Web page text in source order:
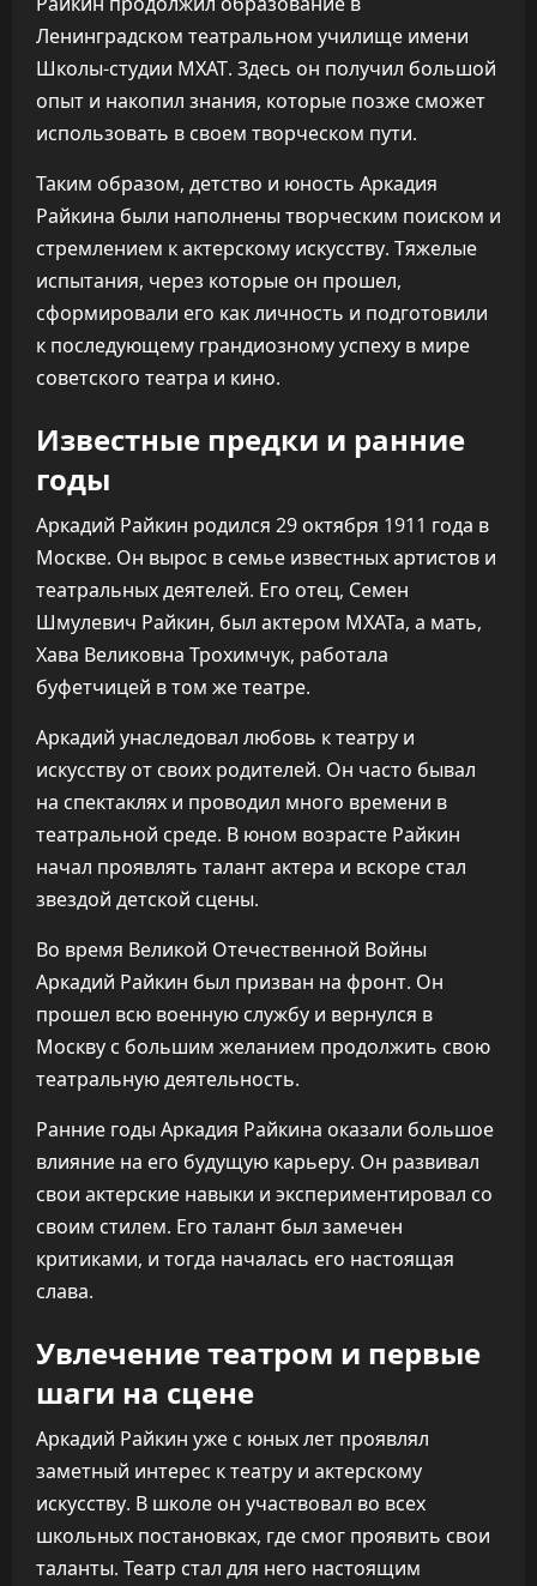
Ленинградском театральном училище имени
Школы-студии МХАТ. Здесь он получил большой
опыт и накопил знания, которые позже сможет
использовать в своем творческом пути.
Таким образом, детство и юность Аркадия
Райкина были наполнены творческим поиском и
стремлением к актерскому искусству. Тяжелые
испытания, через которые он прошел,
сформировали его как личность и подготовили
к последующему грандиозному успеху в мире
советского театра и кино.
Известные предки и ранние
годы
Аркадий Райкин родился 29 октября 1911 года в
Москве. Он вырос в семье известных артистов и
театральных деятелей. Его отец, Семен
Шмулевич Райкин, был актером МХАТа, а мать,
Хава Великовна Трохимчук, работала
буфетчицей в том же театре.
Аркадий унаследовал любовь к театру и
искусству от своих родителей. Он часто бывал
на спектаклях и проводил много времени в
театральной среде. В юном возрасте Райкин
начал проявлять талант актера и вскоре стал
звездой детской сцены.
Во время Великой Отечественной Войны
Аркадий Райкин был призван на фронт. Он
прошел всю военную службу и вернулся в
Москву с большим желанием продолжить свою
театральную деятельность.
Ранние годы Аркадия Райкина оказали большое
влияние на его будущую карьеру. Он развивал
свои актерские навыки и экспериментировал со
своим стилем. Его талант был замечен
критиками, и тогда началась его настоящая
слава.
Увлечение театром и первые
шаги на сцене
Аркадий Райкин уже с юных лет проявлял
заметный интерес к театру и актерскому
искусству. В школе он участвовал во всех
школьных постановках, где смог проявить свои
таланты. Театр стал для него настоящим